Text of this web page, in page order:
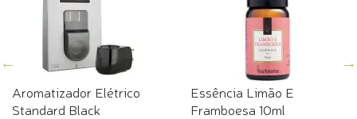
Aromatizador Elétrico
Standard Black
Essência Limão E
Framboesa 10ml